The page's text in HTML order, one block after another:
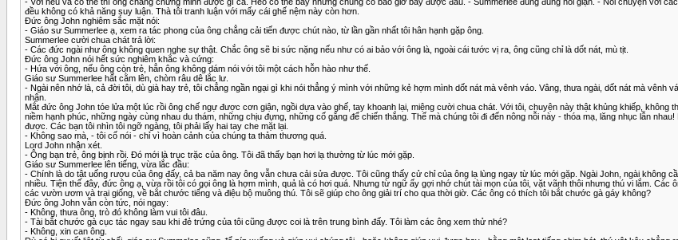
đều không có khả năng suy luận. Thà tôi tranh luận với mấy cái ghế nệm này còn hơn.
Đức ông John nghiêm sắc mặt nói:
- Giáo sư Summerlee ạ, xem ra tác phong của ông chẳng cải tiến được chút nào, từ lần gần nhất tôi hân hạnh gặp ông.
Summerlee cười chua chát trả lời:
- Các đức ngài như ông không quen nghe sự thật. Chắc ông sẽ bi sức nặng nếu như có ai bảo với ông là, ngoài cái tước vị ra, ông cũng chỉ là dốt nát, mù tịt.
Đức ông John nói hết sức nghiêm khắc và cứng:
- Hứa với ông, nếu ông còn trẻ, hẳn ông không dám nói với tôi một cách hỗn hào như thế.
Giáo sư Summerlee hất cằm lên, chòm râu dê lắc lư.
- Ngài nên nhớ là, cả đời tôi, dù già hay trẻ, tôi chẳng ngần ngại gì khi nói thẳng ý mình với những kẻ hợm mình dốt nát mà vênh váo. Vâng, thưa ngài, dốt nát mà vênh
nhận.
Mắt đức ông John tóe lửa một lúc rồi ông chế ngự được cơn giận, ngồi dựa vào ghế, tay khoanh lại, miệng cười chua chát. Với tôi, chuyện này thật khủng khiếp,
niềm hạnh phúc, những ngày cùng nhau du thám, những chịu đựng, những cố gắng để chiến thắng. Thế mà chúng tôi đi đến nông nỗi này - thóa mạ, lăng nhục lẫn
được. Các bạn tôi nhìn tôi ngỡ ngàng, tôi phải lấy hai tay che mặt lại.
- Không sao mà, - tôi cố nói - chỉ vì hoàn cảnh của chúng ta thảm thương quá.
Lord John nhận xét.
- Ông bạn trẻ, ông bịnh rồi. Đó mới là trục trặc của ông. Tôi đã thấy bạn hơi lạ thường từ lúc mới gặp.
Giáo sư Summerlee lên tiếng, vừa lắc đầu:
- Chính là do tật uống rượu của ông đấy, cả ba năm nay ông vẫn chưa cải sửa được. Tôi cũng thấy cử chỉ của ông lạ lùng ngay từ lúc mới gặp. Ngài John, ngài không
nhiều. Tiện thể đây, đức ông ạ, vừa rồi tôi có gọi ông là hợm mình, quả là có hơi quá. Nhưng từ ngữ ấy gợi nhớ chút tài mọn của tôi, vặt vãnh thôi nhưng thú vi lắm. Các
các vườn ươm và trại giống, về bắt chước tiếng và điệu bộ muông thú. Tôi sẽ giúp cho ông giải trí cho qua thời giờ. Các ông có thích tôi bắt chước gà gáy không?
Đức ông John vẫn còn tức, nói ngay:
- Không, thưa ông, trò đó không làm vui tôi đâu.
- Tài bắt chước gà cục tác ngay sau khi đẻ trứng của tôi cũng được coi là trên trung bình đấy. Tôi làm các ông xem thử nhé?
- Không, xin can ông.